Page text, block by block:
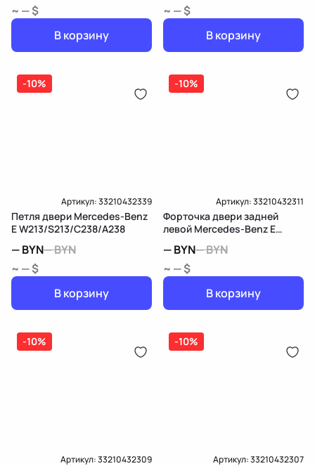
~ — $
В корзину
~ — $
В корзину
-10%
Артикул:33210432339
Петля двери Mercedes-Benz
E W213/S213/C238/A238
—BYN—BYN
~ — $
В корзину
-10%
Артикул:33210432311
Форточка двери задней
левой Mercedes-Benz E
—BYN—BYN
~ — $
В корзину
-10%
Артикул:33210432309
-10%
Артикул:33210432307